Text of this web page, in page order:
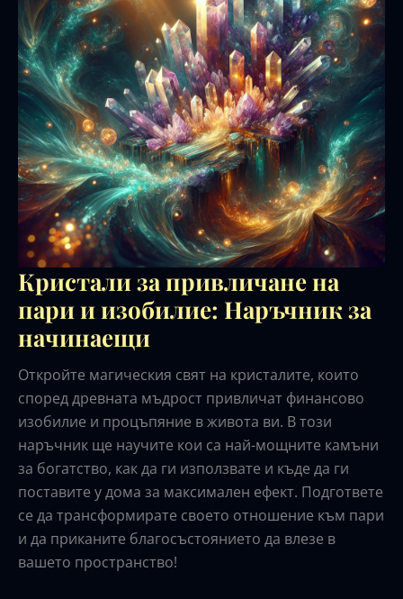
Кристали за привличане на
пари и изобилие: Наръчник за
начинаещи
Откройте магическия свят на кристалите, които
според древната мъдрост привличат финансово
изобилие и процъпяние в живота ви. В този
наръчник ще научите кои са най-мощните камъни
за богатство, как да ги използвате и къде да ги
поставите у дома за максимален ефект. Подгответе
се да трансформирате своето отношение към пари
и да приканите благосъстоянието да влезе в
вашето пространство!